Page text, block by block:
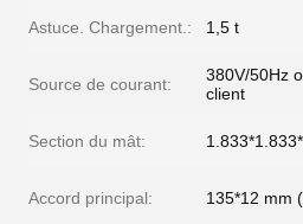
Astuce. Chargement.: 1,5 t
Source de courant:
380V/50Hz
client
Section du mât:
Accord principal: 135*12 mm